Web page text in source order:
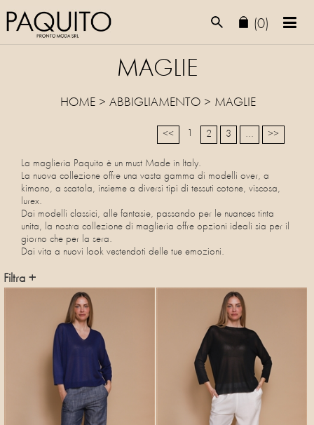
(0)
MAGLIE
HOME > ABBIGLIAMENTO > MAGLIE
<< 2 3 ... >>
La maglieria Paquito è un must Made in Italy.
La nuova collezione offre una vasta gamma di modelli over, a
kimono, a scatola, insieme a diversi tipi di tessuti cotone, viscosa,
lurex.
Dai modelli classici, alle fantasie, passando per le nuances tinta
unita, la nostra collezione di maglieria offre opzioni ideali sia per il
giorno che per la sera.
Dai vita a nuovi look vestendoti delle tue emozioni.
Filtra +